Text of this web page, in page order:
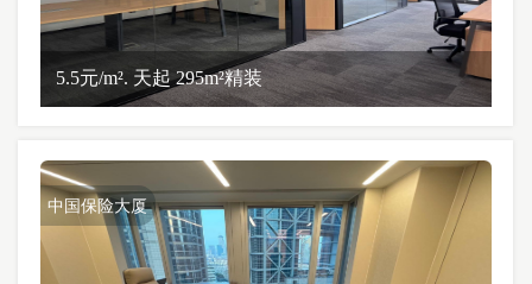
5.5元/m². 天起 295m²精装
中国保险大厦